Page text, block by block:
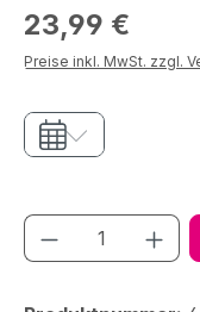
Regulärer Preis:
23,99 €
Preise inkl. MwSt. zzgl.
Produkt